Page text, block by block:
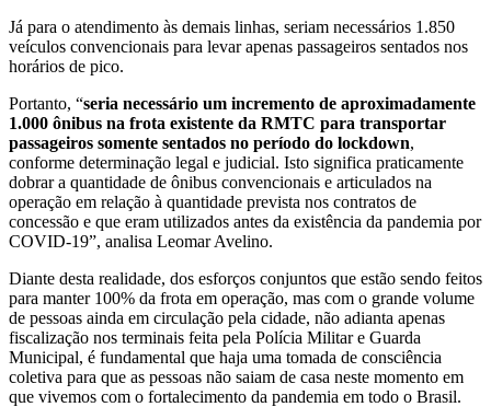
Já para o atendimento às demais linhas, seriam necessários 1.850
veículos convencionais para levar apenas passageiros sentados nos
horários de pico.
Portanto, “seria necessário um incremento de aproximadamente
1.000 ônibus na frota existente da RMTC para transportar
passageiros somente sentados no período do lockdown,
conforme determinação legal e judicial. Isto significa praticamente
dobrar a quantidade de ônibus convencionais e articulados na
operação em relação à quantidade prevista nos contratos de
concessão e que eram utilizados antes da existência da pandemia por
COVID-19”, analisa Leomar Avelino.
Diante desta realidade, dos esforços conjuntos que estão sendo feitos
para manter 100% da frota em operação, mas com o grande volume
de pessoas ainda em circulação pela cidade, não adianta apenas
fiscalização nos terminais feita pela Polícia Militar e Guarda
Municipal, é fundamental que haja uma tomada de consciência
coletiva para que as pessoas não saiam de casa neste momento em
que vivemos com o fortalecimento da pandemia em todo o Brasil.